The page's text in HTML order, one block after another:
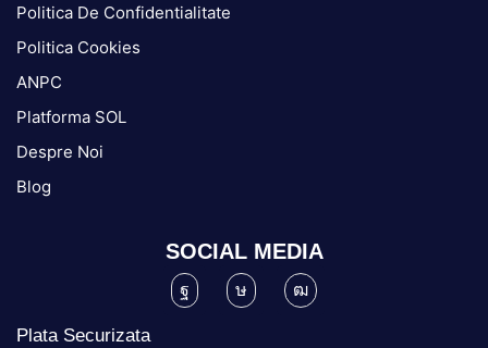
Politica De Confidentialitate
Politica Cookies
ANPC
Platforma SOL
Despre Noi
Blog
SOCIAL MEDIA
Plata Securizata